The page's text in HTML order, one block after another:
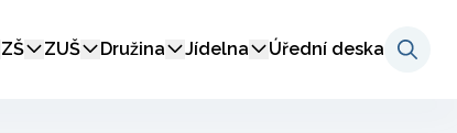
ZŠ ZUŠ Družina Jídelna Úřední deska